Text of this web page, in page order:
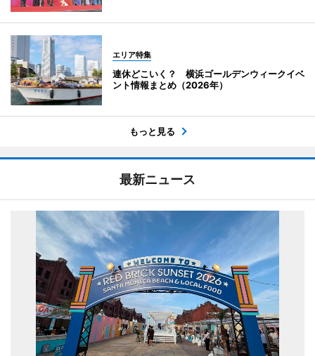
エリア特集
連休どこいく？ 横浜ゴールデンウィークイベ
ント情報まとめ（2026年）
もっと見る
最新ニュース